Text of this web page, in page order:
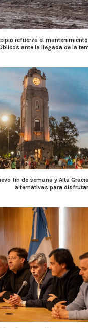
refuerza el
ante la llegada de la
fin de semana y Alta
alternativas para disfrutar